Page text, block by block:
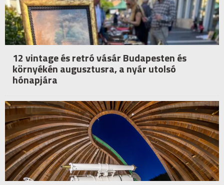
12 vintage és retró vásár Budapesten és
környékén augusztusra, a nyár utolsó
hónapjára